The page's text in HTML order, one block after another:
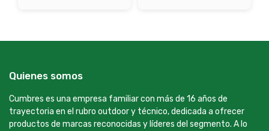
Quienes somos
Cumbres es una empresa familiar con más de 16 años de
trayectoria en el rubro outdoor y técnico, dedicada a ofrecer
productos de marcas reconocidas y líderes del segmento. A lo